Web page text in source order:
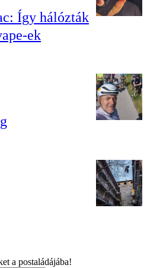
Így hálózták
ek
a postaládájába!